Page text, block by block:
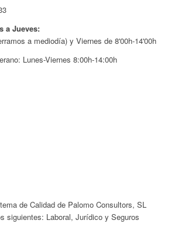
a Jueves:
a mediodía) y Viernes de 8'00h-14'00h
Lunes-Viernes 8:00h-14:00h
de Calidad de Palomo Consultors, SL
siguientes: Laboral, Jurídico y Seguros